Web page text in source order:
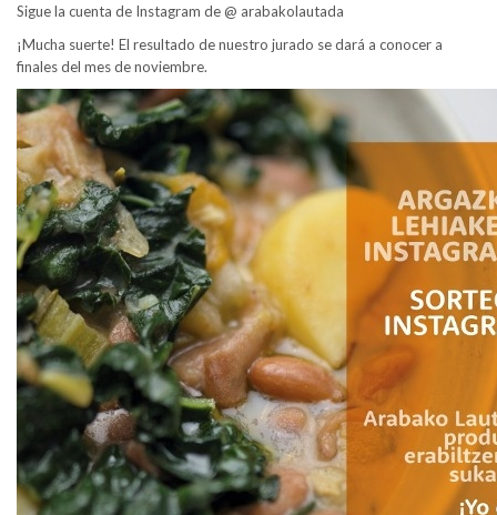
Sigue la cuenta de Instagram de @ arabakolautada
¡Mucha suerte! El resultado de nuestro jurado se dará a conocer a
finales del mes de noviembre.